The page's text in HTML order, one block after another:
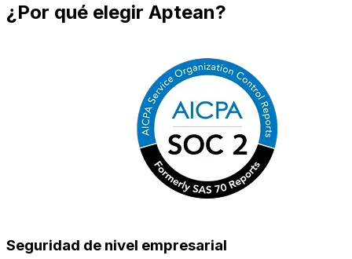
¿Por qué elegir Aptean?
Seguridad de nivel empresarial